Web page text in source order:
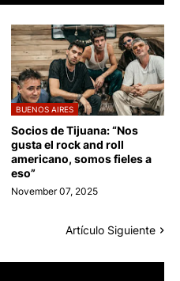
BUENOS AIRES
Socios de Tijuana: “Nos
gusta el rock and roll
americano, somos fieles a
eso”
November 07, 2025
Artículo Siguiente